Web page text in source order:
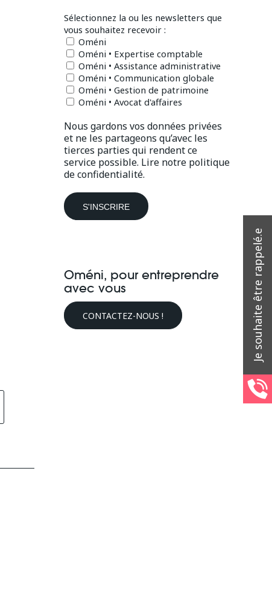
Sélectionnez la ou les newsletters que
vous souhaitez recevoir :
Oméni
Oméni • Expertise comptable
Oméni • Assistance administrative
Oméni • Communication globale
Oméni • Gestion de patrimoine
Oméni • Avocat d'affaires
Nous gardons vos données privées
et ne les partageons qu’avec les
tierces parties qui rendent ce
service possible. Lire notre politique
de confidentialité.
Oméni, pour entreprendre
avec vous
CONTACTEZ-NOUS !